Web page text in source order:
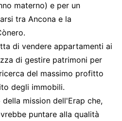
materno) e per un
tra Ancona e la
di vendere appartamenti ai
di gestire patrimoni per
del massimo profitto
degli immobili.
mission dell'Erap che,
puntare alla qualità